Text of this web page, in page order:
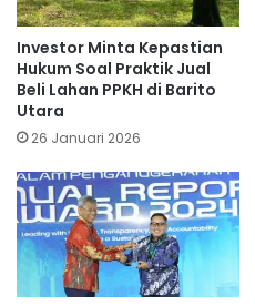
Investor Minta Kepastian
Hukum Soal Praktik Jual
Beli Lahan PPKH di Barito
Utara
26 Januari 2026